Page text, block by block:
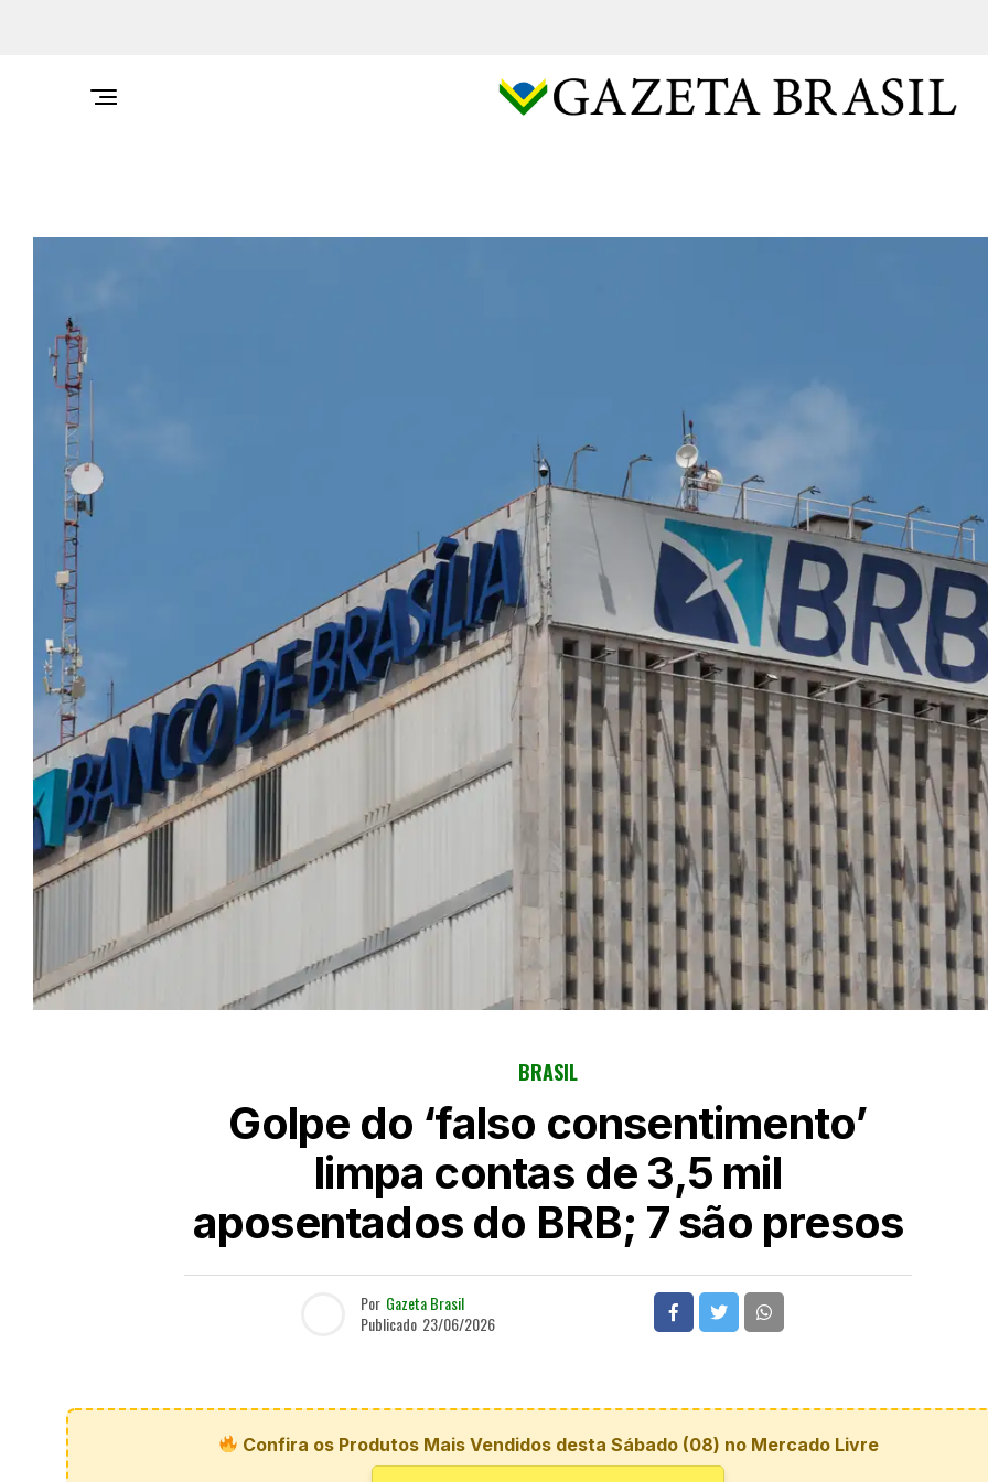
BRASIL
Golpe do ‘falso consentimento’
limpa contas de 3,5 mil
aposentados do BRB; 7 são presos
Por Gazeta Brasil
Publicado 23/06/2026
Confira os Produtos Mais Vendidos desta Sábado (08) no Mercado Livre